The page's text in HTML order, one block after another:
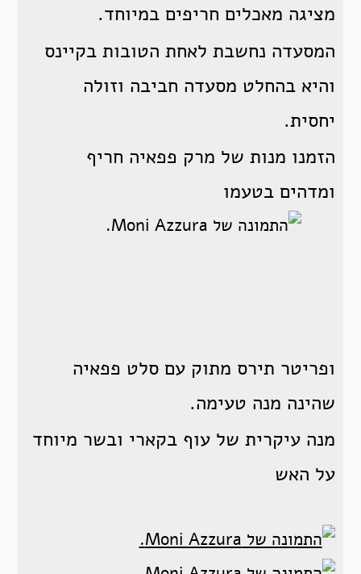
מציגה מאכלים חריפים במיוחד.
המסעדה נחשבת לאחת הטובות בקיינס
והיא בהחלט מסעדה חביבה וזולה
יחסית.
הזמנו מנות של מרק פפאיה חריף
ומדהים בטעמו
ופריטר תירס מתוק עם סלט פפאיה
שהינה מנה טעימה.
מנה עיקרית של עוף בקארי ובשר מיוחד
על האש